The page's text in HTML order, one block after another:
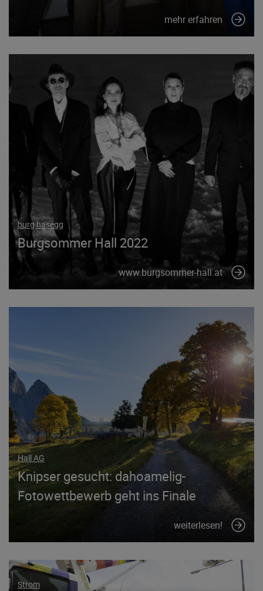
mehr erfahren
burg hasegg
Burgsommer Hall 2022
www.burgsommer-hall.at
Hall AG
Knipser gesucht: dahoamelig-
Fotowettbewerb geht ins Finale
weiterlesen!
Strom